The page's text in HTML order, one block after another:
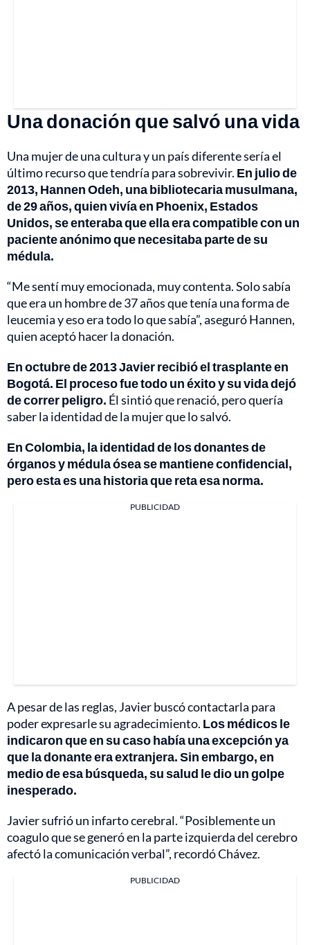
Una donación que salvó una vida
Una mujer de una cultura y un país diferente sería el
último recurso que tendría para sobrevivir. En julio de
2013, Hannen Odeh, una bibliotecaria musulmana,
de 29 años, quien vivía en Phoenix, Estados
Unidos, se enteraba que ella era compatible con un
paciente anónimo que necesitaba parte de su
médula.
“Me sentí muy emocionada, muy contenta. Solo sabía
que era un hombre de 37 años que tenía una forma de
leucemia y eso era todo lo que sabía”, aseguró Hannen,
quien aceptó hacer la donación.
En octubre de 2013 Javier recibió el trasplante en
Bogotá. El proceso fue todo un éxito y su vida dejó
de correr peligro. Él sintió que renació, pero quería
saber la identidad de la mujer que lo salvó.
En Colombia, la identidad de los donantes de
órganos y médula ósea se mantiene confidencial,
pero esta es una historia que reta esa norma.
PUBLICIDAD
A pesar de las reglas, Javier buscó contactarla para
poder expresarle su agradecimiento. Los médicos le
indicaron que en su caso había una excepción ya
que la donante era extranjera. Sin embargo, en
medio de esa búsqueda, su salud le dio un golpe
inesperado.
Javier sufrió un infarto cerebral. “Posiblemente un
coagulo que se generó en la parte izquierda del cerebro
afectó la comunicación verbal”, recordó Chávez.
PUBLICIDAD